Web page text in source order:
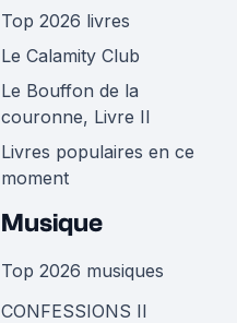
Top 2026 livres
Le Calamity Club
Le Bouffon de la
couronne, Livre II
Livres populaires en ce
moment
Musique
Top 2026 musiques
CONFESSIONS II